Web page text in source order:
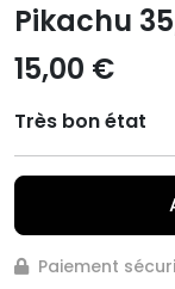
Pikachu
15,00 €
Très bon état
Paiement